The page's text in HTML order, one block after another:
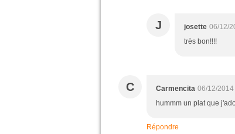
J josette 06/12/
très bon!!!!
C Carmencita 06/12/2014
hummm un plat que
Répondre